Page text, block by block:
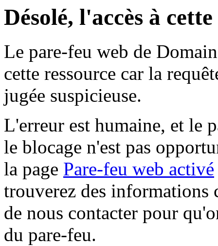
Désolé, l'accès à
Le pare-feu web de
cette ressource car la
jugée suspicieuse.
L'erreur est humaine, et le
le blocage n'est pas
la page Pare-feu web activé
trouverez des informations
de nous contacter pour
du pare-feu.